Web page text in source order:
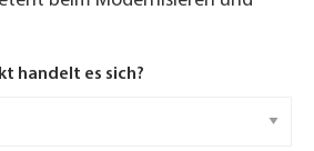
handelt es sich?